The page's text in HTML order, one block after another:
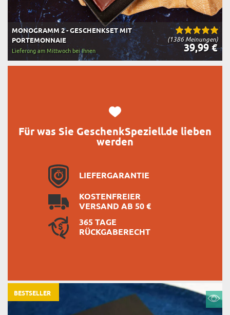
(1386 Meinungen)
MONOGRAMM 2 - GESCHENKSET MIT
PORTEMONNAIE
39,99 €
Lieferung am Mittwoch bei Ihnen
Für was Sie GeschenkSpeziell.de lieben
werden
LIEFERGARANTIE
KOSTENFREIER
VERSAND AB 50 €
365 TAGE
RÜCKGABERECHT
BESTSELLER